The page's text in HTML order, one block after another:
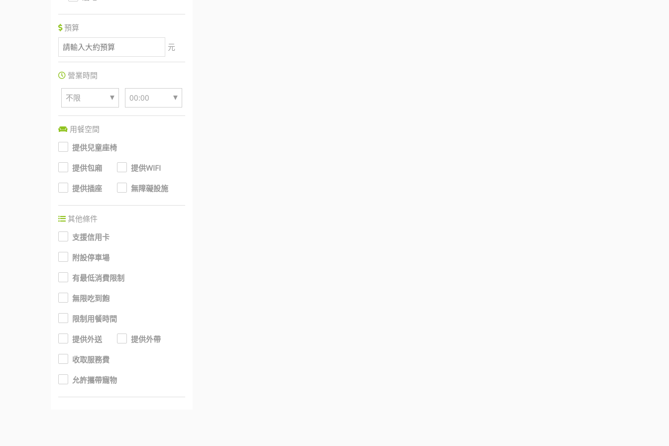
預算
元
營業時間
不限 ▼ 00:00 ▼
用餐空間
提供兒童座椅
提供包廂 提供WIFI
提供插座 無障礙設施
其他條件
支援信用卡
附設停車場
有最低消費限制
無限吃到飽
限制用餐時間
提供外送 提供外帶
收取服務費
允許攜帶寵物